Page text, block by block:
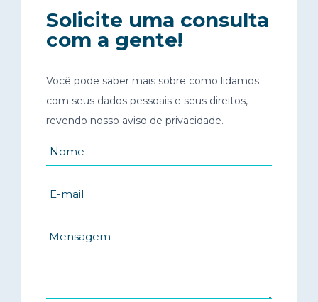
Solicite uma consulta
com a gente!
Você pode saber mais sobre como lidamos
com seus dados pessoais e seus direitos,
revendo nosso aviso de privacidade.